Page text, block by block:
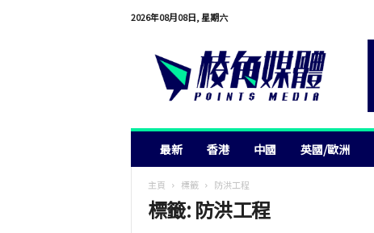
2026年08月08日, 星期六
最新 香港 中國 英國/歐洲
主頁 標籤 防洪工程
標籤: 防洪工程